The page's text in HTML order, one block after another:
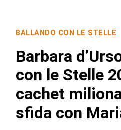
BALLANDO CON LE STELLE
Barbara
con le Stelle
cachet
sfida con